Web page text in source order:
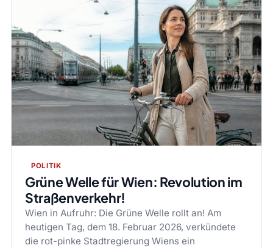
POLITIK
Grüne Welle für Wien: Revolution im
Straßenverkehr!
Wien in Aufruhr: Die Grüne Welle rollt an! Am
heutigen Tag, dem 18. Februar 2026, verkündete
die rot-pinke Stadtregierung Wiens ein